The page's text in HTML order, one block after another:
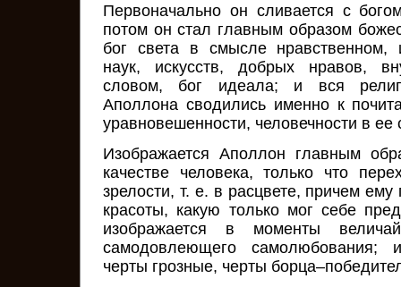
Первоначально он сливается с
потом он стал главным образом
бог света в смысле нравственном,
наук, искусств, добрых нравов,
словом, бог идеала; и вся
Аполлона сводились именно к
уравновешенности, человечности в
Изображается Аполлон главным
качестве человека, только что
зрелости, т. е. в расцвете, причем
красоты, какую только мог себе
изображается в моменты
самодовлеющего самолюбования;
черты грозные, черты